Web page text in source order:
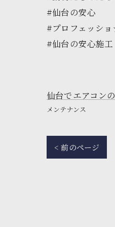
#仙台の安心
#プロフェッシ
#仙台の安心施工
仙台でエアコン
メンテナンス
< 前のページ